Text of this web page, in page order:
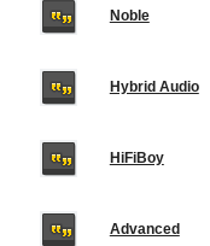
Noble
Hybrid Audio
HiFiBoy
Advanced